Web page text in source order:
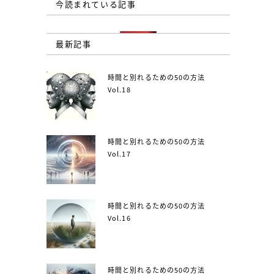
今読まれている記事
最新記事
時間と別れるための50の方法
Vol.18
時間と別れるための50の方法
Vol.17
時間と別れるための50の方法
Vol.16
時間と別れるための50の方法